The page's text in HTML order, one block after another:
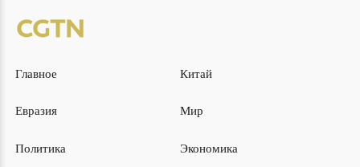
Главное Китай
Евразия Мир
Политика Экономика